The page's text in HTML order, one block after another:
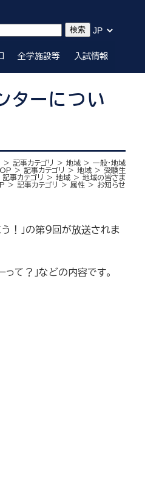
全学施設等 入試情報
ターについ
記事カテゴリ 地域
一般・地域
記事カテゴリ 地域
受験生
記事カテゴリ 地域
地域の皆さま
記事カテゴリ 属性 お知らせ
う！」の第９回が放送されま
て？」などの内容です。